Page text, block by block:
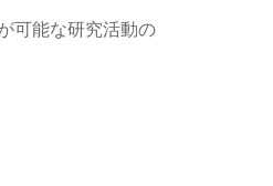
可能な研究活動の